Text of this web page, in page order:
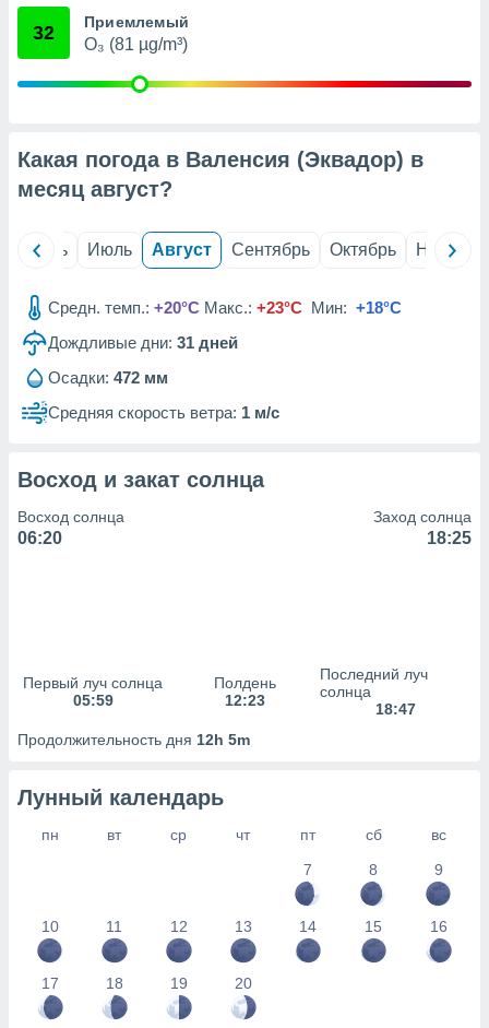
из
данных
рекламы
наших 1199
32 Приемлемый
O₃ (81 µg/m³)
Какая погода в Валенсия (Эквадор) в
месяц август?
Июнь Июль Август Сентябрь Октябрь Ноябрь
Средн. темп.: +20°C Макс.: +23°C Мин: +18°C
Дождливые дни: 31 дней
Осадки: 472 мм
Средняя скорость ветра: 1 м/с
Восход и закат солнца
Восход солнца
06:20
Заход солнца
18:25
Первый луч солнца
05:59
Полдень
12:23
Последний луч
солнца
18:47
Продолжительность дня 12h 5m
Лунный календарь
пн вт ср чт пт сб
вс
7
8 9
10 11 12 13 14 15 16
17 18 19 20